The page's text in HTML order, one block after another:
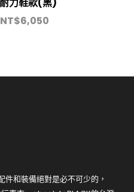
NT$6,050
和裝備絕對是必不可少的，